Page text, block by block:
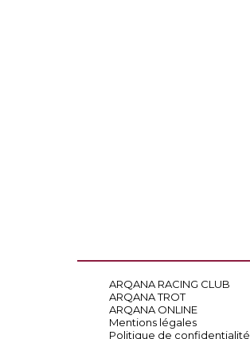
ARQANA RACING CLUB
ARQANA TROT
ARQANA ONLINE
Mentions légales
Politique de confidentialité